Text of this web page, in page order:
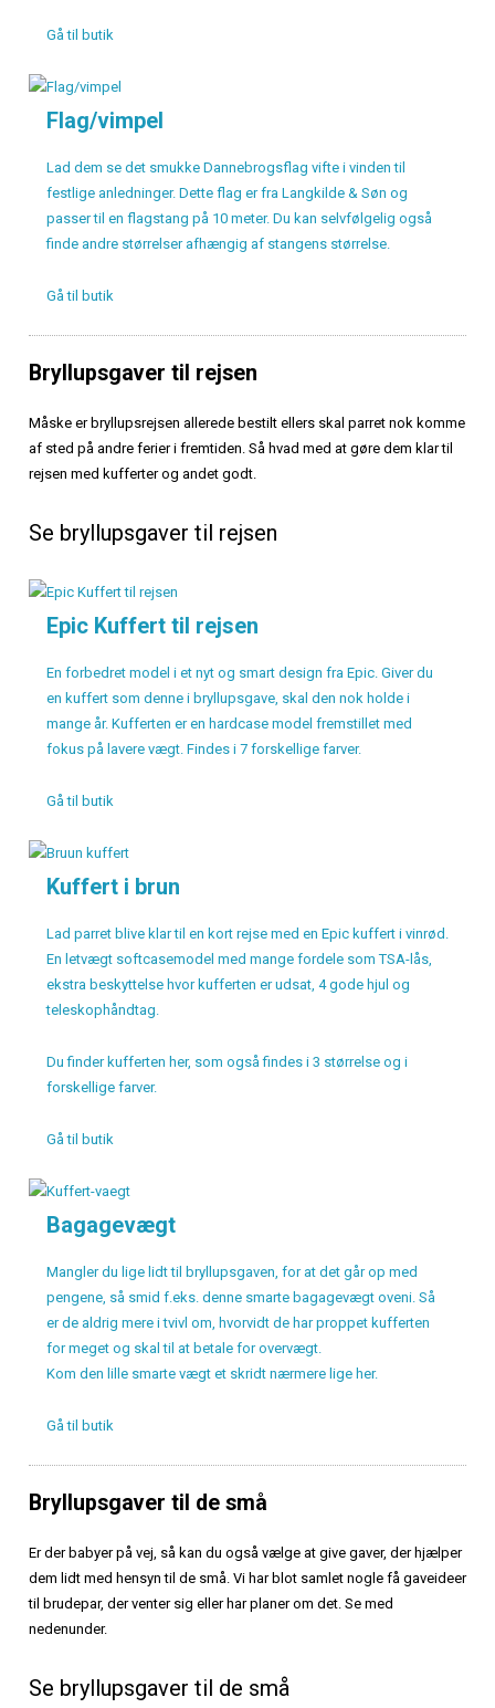
Gå til butik
Flag/vimpel
Lad dem se det smukke Dannebrogsflag vifte i vinden til
festlige anledninger. Dette flag er fra Langkilde & Søn og
passer til en flagstang på 10 meter. Du kan selvfølgelig også
finde andre størrelser afhængig af stangens størrelse.
Gå til butik
Bryllupsgaver til rejsen
Måske er bryllupsrejsen allerede bestilt ellers skal parret nok komme
af sted på andre ferier i fremtiden. Så hvad med at gøre dem klar til
rejsen med kufferter og andet godt.
Se bryllupsgaver til rejsen
Epic Kuffert til rejsen
En forbedret model i et nyt og smart design fra Epic. Giver du
en kuffert som denne i bryllupsgave, skal den nok holde i
mange år. Kufferten er en hardcase model fremstillet med
fokus på lavere vægt. Findes i 7 forskellige farver.
Gå til butik
Kuffert i brun
Lad parret blive klar til en kort rejse med en Epic kuffert i vinrød.
En letvægt softcasemodel med mange fordele som TSA-lås,
ekstra beskyttelse hvor kufferten er udsat, 4 gode hjul og
teleskophåndtag.
Du finder kufferten her, som også findes i 3 størrelse og i
forskellige farver.
Gå til butik
Bagagevægt
Mangler du lige lidt til bryllupsgaven, for at det går op med
pengene, så smid f.eks. denne smarte bagagevægt oveni. Så
er de aldrig mere i tvivl om, hvorvidt de har proppet kufferten
for meget og skal til at betale for overvægt.
Kom den lille smarte vægt et skridt nærmere lige her.
Gå til butik
Bryllupsgaver til de små
Er der babyer på vej, så kan du også vælge at give gaver, der hjælper
dem lidt med hensyn til de små. Vi har blot samlet nogle få gaveideer
til brudepar, der venter sig eller har planer om det. Se med
nedenunder.
Se bryllupsgaver til de små